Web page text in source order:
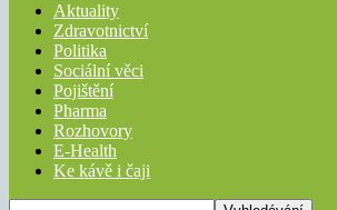
Aktuality
Zdravotnictví
Politika
Sociální věci
Pojištění
Pharma
Rozhovory
E-Health
Ke kávě i čaji